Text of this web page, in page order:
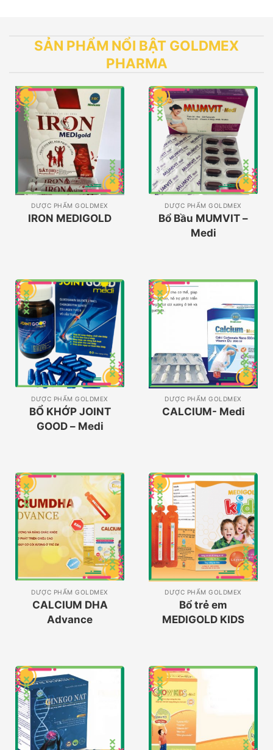
SẢN PHẨM NỔI BẬT GOLDMEX
PHARMA
DƯỢC PHẨM GOLDMEX
IRON MEDIGOLD
DƯỢC PHẨM GOLDMEX
Bổ Bầu MUMVIT –
Medi
DƯỢC PHẨM GOLDMEX
BỔ KHỚP JOINT
GOOD – Medi
DƯỢC PHẨM GOLDMEX
CALCIUM- Medi
DƯỢC PHẨM GOLDMEX
CALCIUM DHA
Advance
DƯỢC PHẨM GOLDMEX
Bổ trẻ em
MEDIGOLD KIDS